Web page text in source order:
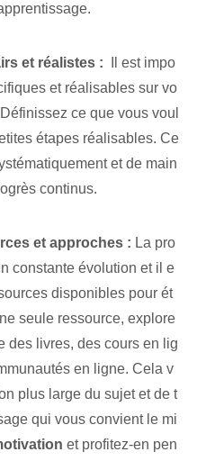
et réalistes : ‍ Il est impo
et réalisables sur vo
ce que vous voul
étapes réalisables. Ce
et de main
continus.
et approches : La pro
constante évolution et il e
disponibles pour ét
seule ressource, explore
des livres, des cours en lig
en ligne. Cela v
plus large du sujet et de t
qui vous convient le mi
et profitez-en pen